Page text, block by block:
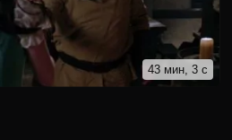
43 мин, 3 с